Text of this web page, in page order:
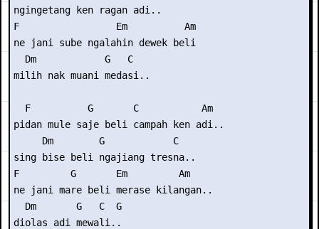
ngingetang ken ragan adi..
F                 Em          Am
ne jani sube ngalahin dewek beli
  Dm            G   C
milih nak muani medasi..
  F          G       C           Am
pidan mule saje beli campah ken adi..
     Dm        G            C
sing bise beli ngajiang tresna..
F         G       Em         Am
ne jani mare beli merase kilangan..
  Dm       G   C  G
diolas adi mewali..